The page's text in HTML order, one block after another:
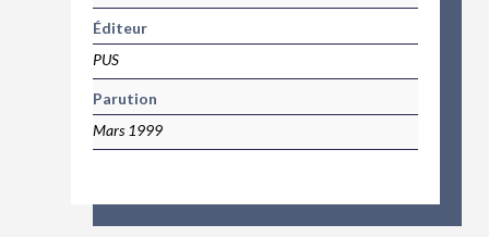
Éditeur
PUS
Parution
Mars 1999